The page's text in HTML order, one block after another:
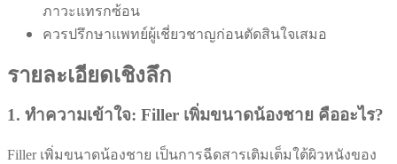
ภาวะแทรกซ้อน
ควรปรึกษาแพทย์ผู้เชี่ยวชาญก่อนตัดสินใจเสมอ
รายละเอียดเชิงลึก
1. ทำความเข้าใจ: Filler เพิ่มขนาดน้องชาย คืออะไร?
Filler เพิ่มขนาดน้องชาย เป็นการฉีดสารเติมเต็มใต้ผิวหนังของ